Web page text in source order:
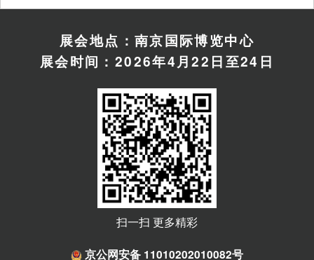
展会地点：南京国际博览中心
展会时间：2026年4月22日至24日
扫一扫 更多精彩
京公网安备 11010202010082号